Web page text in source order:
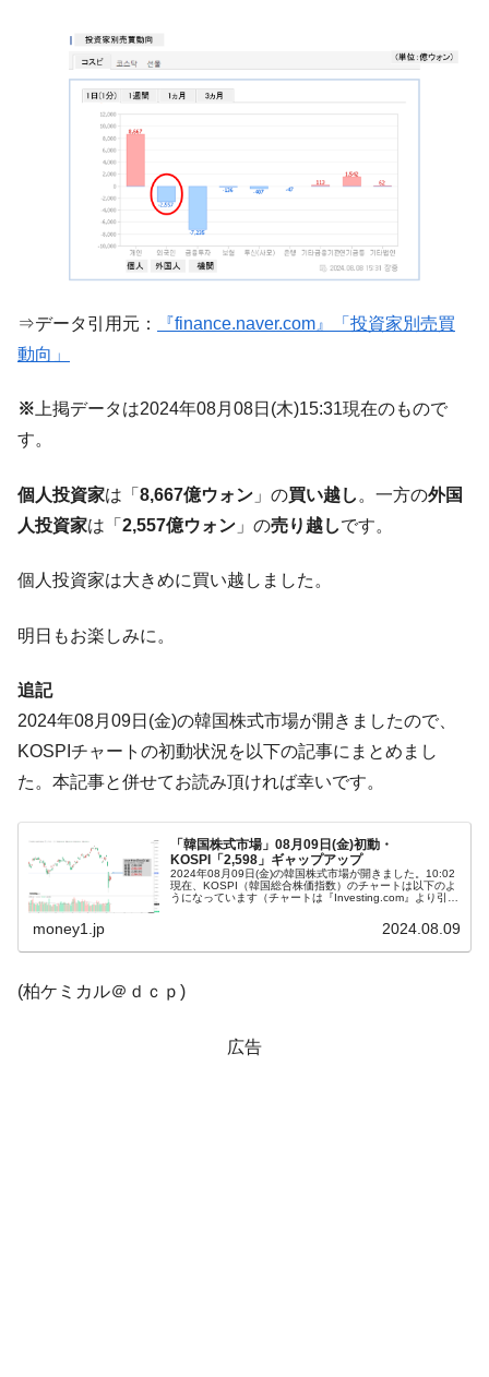
く空港に詰めかけ「出て行け！」「極右勢力」のプラカー
ドを掲げる「在韓反米勢力」
『Money1』
韓国政府「2035年までに18.4GW規模のAIデ
ータセンター整備」⇒ だから無理だってば。
『Money1』
ほぼ終わった」
『Money1』
韓国『国民年金公団』株価暴落で200兆蒸
韓国政府「ニセＫ-ブランドを通報しようキ
『Money1』
韓国「橋が落ちました」⇒ 耐久性「なさす
ぎ」では。
営業利益80.2％も減少
『Money1』
する差別。許してはおかぬ
『Money1』
韓国ボンクラ政策室長･金容範、株価暴落に
機 ⇒ 10.7兆では損が出るからできない。
『Money1』
【速報】韓国株式市場の暴落・本日07月29
日(水)もサイドカー・サーキットブレイカーの二段コンボ
発動！
半分未満しか雇用を生まない
『Money1』
韓国「株式市場が賭博場のように変質した
のは政界の責任だ」
『Money1』
韓国「2026年1Q 資金循環統計」面白い結果
『Money1』
韓国化学企業最大手『ロッテケミカル』純
借入金が約8兆。信用格付け「ネガティブ」にダウン
韓国株式市場･暗黒の火曜日。サーキットブ
⇒データ引用元：
『finance.naver.com』「投資家別売買
動向」
※上掲データは2024年08月08日(木)15:31現在のもので
す。
個人投資家は「 8,667億ウォン 」の買い越し 。一方の外国
人投資家は「 2,557億ウォン 」の売り越しです。
個人投資家は大きめに買い越しました。
明日もお楽しみに。
追記
2024年08月09日(金)の韓国株式市場が開きましたので、
KOSPIチャートの初動状況を以下の記事にまとめまし
た。本記事と併せてお読み頂ければ幸いです。
「韓国株式市場」08月09日(金)初動・
KOSPI「2,598」ギャップアップ
2024年08月09日(金)の韓国株式市場が開きました。10:02
現在、KOSPI（韓国総合株価指数）のチャートは以下のよ
うになっています（チャートは『Investing.com』より引
money1.jp 2024.08.09
(柏ケミカル＠ｄｃｐ)
広告